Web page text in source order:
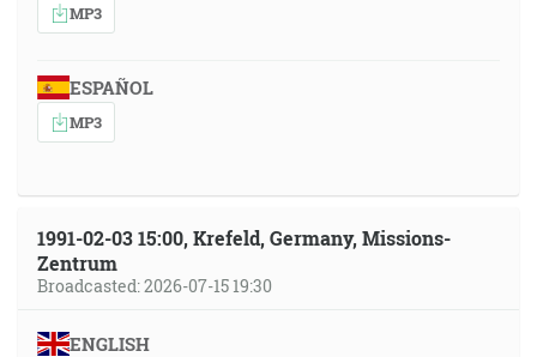
MP3
ESPAÑOL
MP3
1991-02-03 15:00, Krefeld, Germany, Missions-
Zentrum
Broadcasted: 2026-07-15 19:30
ENGLISH